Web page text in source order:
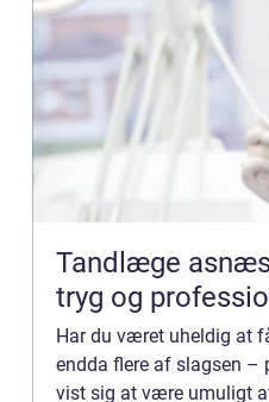
Tandlæge asnæs sådan finder
tryg og
Har du været uheldig at
endda flere af slagsen –
vist sig at være umuligt